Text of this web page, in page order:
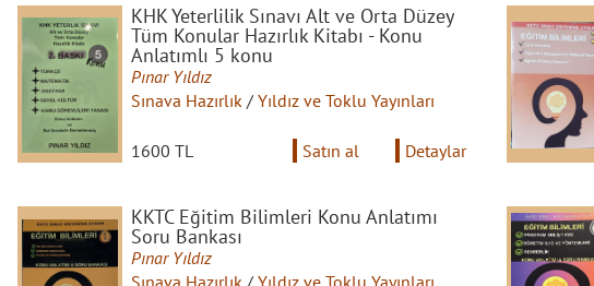
KHK Yeterlilik Sınavı Alt ve Orta Düzey
Tüm Konular Hazırlık Kitabı - Konu
Anlatımlı 5 konu
Pınar Yıldız
Sınava Hazırlık / Yıldız ve Toklu Yayınları
1600 TL Satın al Detaylar
KKTC Eğitim Bilimleri Konu Anlatımı
Soru Bankası
Pınar Yıldız
Sınava Hazırlık / Yıldız ve Toklu Yayınları